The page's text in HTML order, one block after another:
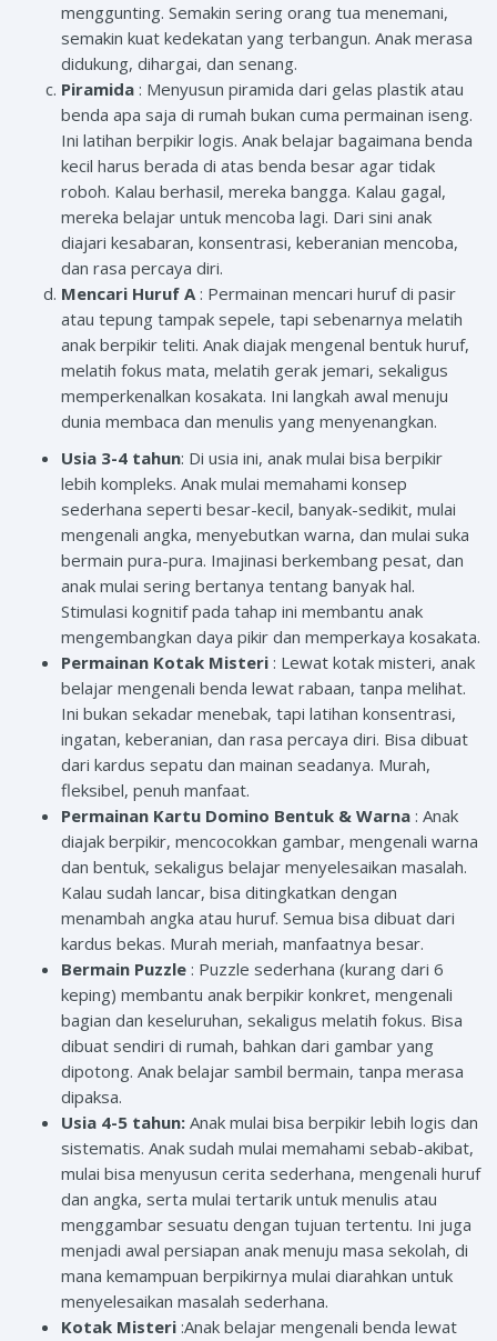
menggunting. Semakin sering orang tua menemani,
semakin kuat kedekatan yang terbangun. Anak merasa
didukung, dihargai, dan senang.
Piramida : Menyusun piramida dari gelas plastik atau
benda apa saja di rumah bukan cuma permainan iseng.
Ini latihan berpikir logis. Anak belajar bagaimana benda
kecil harus berada di atas benda besar agar tidak
roboh. Kalau berhasil, mereka bangga. Kalau gagal,
mereka belajar untuk mencoba lagi. Dari sini anak
diajari kesabaran, konsentrasi, keberanian mencoba,
dan rasa percaya diri.
Mencari Huruf A: Permainan mencari huruf di pasir
atau tepung tampak sepele, tapi sebenarnya melatih
anak berpikir teliti. Anak diajak mengenal bentuk huruf,
melatih fokus mata, melatih gerak jemari, sekaligus
memperkenalkan kosakata. Ini langkah awal menuju
dunia membaca dan menulis yang menyenangkan.
Usia 3-4 tahun: Di usia ini, anak mulai bisa berpikir
lebih kompleks. Anak mulai memahami konsep
sederhana seperti besar-kecil, banyak-sedikit, mulai
mengenali angka, menyebutkan warna, dan mulai suka
bermain pura-pura. Imajinasi berkembang pesat, dan
anak mulai sering bertanya tentang banyak hal.
Stimulasi kognitif pada tahap ini membantu anak
mengembangkan daya pikir dan memperkaya kosakata.
Permainan Kotak Misteri : Lewat kotak misteri, anak
belajar mengenali benda lewat rabaan, tanpa melihat.
Ini bukan sekadar menebak, tapi latihan konsentrasi,
ingatan, keberanian, dan rasa percaya diri. Bisa dibuat
dari kardus sepatu dan mainan seadanya. Murah,
fleksibel, penuh manfaat.
Permainan Kartu Domino Bentuk & Warna : Anak
diajak berpikir, mencocokkan gambar, mengenali warna
dan bentuk, sekaligus belajar menyelesaikan masalah.
Kalau sudah lancar, bisa ditingkatkan dengan
menambah angka atau huruf. Semua bisa dibuat dari
kardus bekas. Murah meriah, manfaatnya besar.
Bermain Puzzle : Puzzle sederhana (kurang dari 6
keping) membantu anak berpikir konkret, mengenali
bagian dan keseluruhan, sekaligus melatih fokus. Bisa
dibuat sendiri di rumah, bahkan dari gambar yang
dipotong. Anak belajar sambil bermain, tanpa merasa
dipaksa.
Usia 4-5 tahun: Anak mulai bisa berpikir lebih logis dan
sistematis. Anak sudah mulai memahami sebab-akibat,
mulai bisa menyusun cerita sederhana, mengenali huruf
dan angka, serta mulai tertarik untuk menulis atau
menggambar sesuatu dengan tujuan tertentu. Ini juga
menjadi awal persiapan anak menuju masa sekolah, di
mana kemampuan berpikirnya mulai diarahkan untuk
menyelesaikan masalah sederhana.
Kotak Misteri :Anak belajar mengenali benda lewat